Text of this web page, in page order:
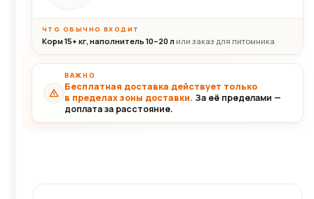
ЧТО ОБЫЧНО ВХОДИТ
Корм 15+ кг, наполнитель 10–20 л или заказ для питомника
ВАЖНО
Бесплатная доставка действует только
в пределах зоны доставки. За её пределами —
доплата за расстояние.